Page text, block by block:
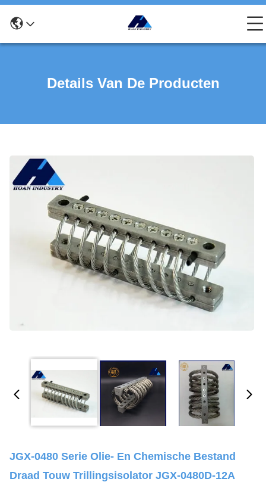
Details Van De Producten
JGX-0480 Serie Olie- En Chemische Bestand
Draad Touw Trillingsisolator JGX-0480D-12A